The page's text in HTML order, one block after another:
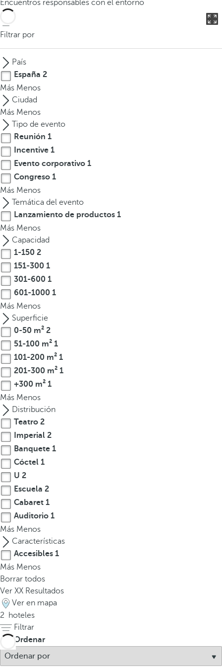
o
u
i
r
t
r
e
s
o
á
s
c
a
r
a
c
t
e
r
e
,
p
u
e
d
e
s
p
u
l
s
r
l
a
t
e
c
l
a
d
e
l
e
c
h
a
h
a
c
i
Encuentros responsables con el entorno
Filtrar por
País
España 2
Más Menos
Ciudad
Más Menos
Tipo de evento
Reunión 1
Incentive 1
Evento corporativo 1
Congreso 1
Más Menos
Temática del evento
Lanzamiento de productos 1
Más Menos
Capacidad
1-150 2
151-300 1
301-600 1
601-1000 1
Más Menos
Superficie
0-50 m² 2
51-100 m² 1
101-200 m² 1
201-300 m² 1
+300 m² 1
Más Menos
Distribución
Teatro 2
Imperial 2
Banquete 1
Cóctel 1
U 2
Escuela 2
Cabaret 1
Auditorio 1
Más Menos
Características
Accesibles 1
Más Menos
Borrar todos
Ver XX Resultados
Ver en mapa
2
hoteles
Filtrar
Ordenar